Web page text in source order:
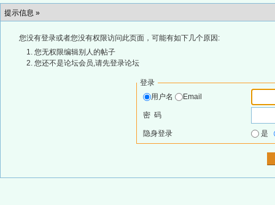
提示信息 »
您没有登录或者您没有权限访问此页面，可能有如下几个原因:
您无权限编辑别人的帖子
您还不是论坛会员,请先登录论坛
登录
用户名
Email
密 码
隐身登录 是